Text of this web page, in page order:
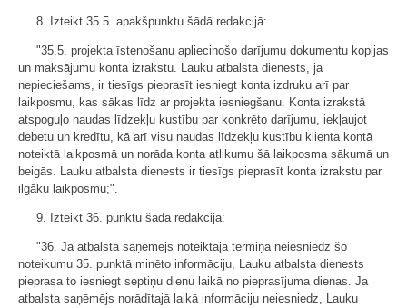
8. Izteikt 35.5. apakšpunktu šādā redakcijā:
"35.5. projekta īstenošanu apliecinošo darījumu dokumentu kopijas
un maksājumu konta izrakstu. Lauku atbalsta dienests, ja
nepieciešams, ir tiesīgs pieprasīt iesniegt konta izdruku arī par
laikposmu, kas sākas līdz ar projekta iesniegšanu. Konta izrakstā
atspoguļo naudas līdzekļu kustību par konkrēto darījumu, iekļaujot
debetu un kredītu, kā arī visu naudas līdzekļu kustību klienta kontā
noteiktā laikposmā un norāda konta atlikumu šā laikposma sākumā un
beigās. Lauku atbalsta dienests ir tiesīgs pieprasīt konta izrakstu par
ilgāku laikposmu;".
9. Izteikt 36. punktu šādā redakcijā:
"36. Ja atbalsta saņēmējs noteiktajā termiņā neiesniedz šo
noteikumu 35. punktā minēto informāciju, Lauku atbalsta dienests
pieprasa to iesniegt septiņu dienu laikā no pieprasījuma dienas. Ja
atbalsta saņēmējs norādītajā laikā informāciju neiesniedz, Lauku